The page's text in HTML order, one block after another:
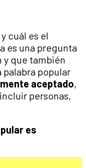
cuál es el
es una pregunta
y que también
popular
aceptado,
personas,
es